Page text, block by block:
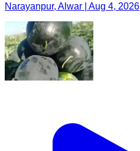
Narayanpur, Alwar | Aug 4, 2026